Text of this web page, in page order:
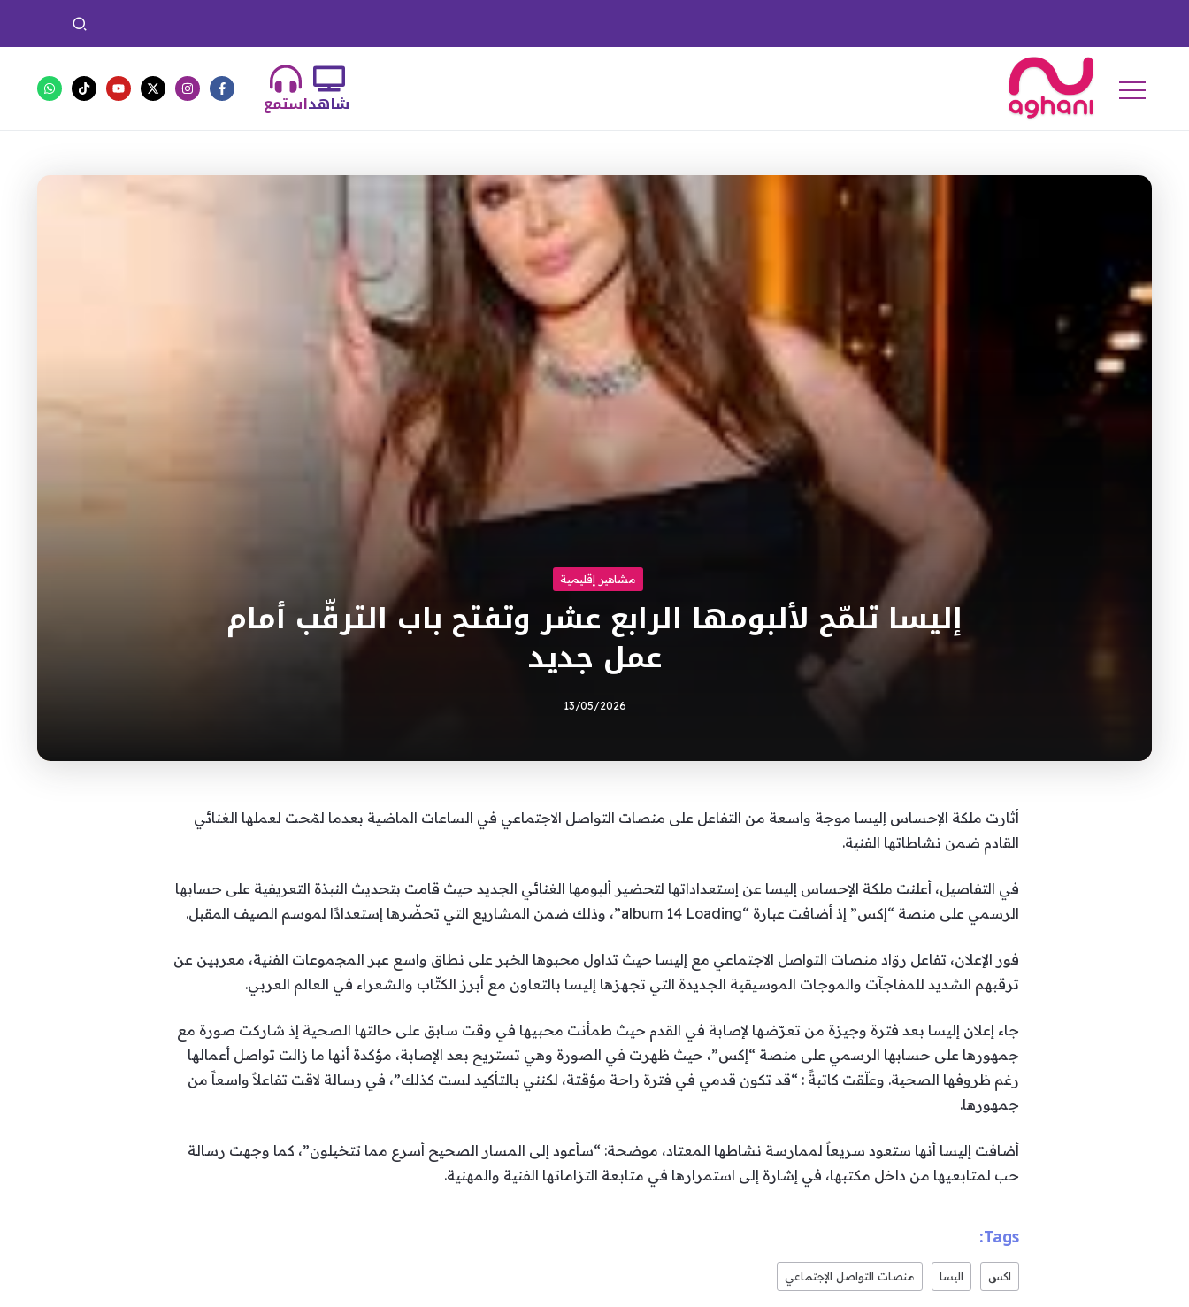
استمعشاهد
مشاهير إقليمية
إليسا تلمّح لألبومها الرابع عشر وتفتح باب الترقّب أمام
عمل جديد
13/05/2026
أثارت ملكة الإحساس إليسا موجة واسعة من التفاعل على منصات التواصل الاجتماعي في الساعات الماضية بعدما لمّحت لعملها الغنائي
القادم ضمن نشاطاتها الفنية.
في التفاصيل، أعلنت ملكة الإحساس إليسا عن إستعداداتها لتحضير ألبومها الغنائي الجديد حيث قامت بتحديث النبذة التعريفية على حسابها
الرسمي على منصة “إكس” إذ أضافت عبارة “album 14 Loading”، وذلك ضمن المشاريع التي تحضّرها إستعدادًا لموسم الصيف المقبل.
فور الإعلان، تفاعل روّاد منصات التواصل الاجتماعي مع إليسا حيث تداول محبوها الخبر على نطاق واسع عبر المجموعات الفنية، معربين عن
ترقبهم الشديد للمفاجآت والموجات الموسيقية الجديدة التي تجهزها إليسا بالتعاون مع أبرز الكتّاب والشعراء في العالم العربي.
جاء إعلان إليسا بعد فترة وجيزة من تعرّضها لإصابة في القدم حيث طمأنت محبيها في وقت سابق على حالتها الصحية إذ شاركت صورة مع
جمهورها على حسابها الرسمي على منصة “إكس”، حيث ظهرت في الصورة وهي تستريح بعد الإصابة، مؤكدة أنها ما زالت تواصل أعمالها
رغم ظروفها الصحية. وعلّقت كاتبةً : “قد تكون قدمي في فترة راحة مؤقتة، لكنني بالتأكيد لست كذلك”، في رسالة لاقت تفاعلاً واسعاً من
جمهورها.
أضافت إليسا أنها ستعود سريعاً لممارسة نشاطها المعتاد، موضحة: “سأعود إلى المسار الصحيح أسرع مما تتخيلون”، كما وجهت رسالة
حب لمتابعيها من داخل مكتبها، في إشارة إلى استمرارها في متابعة التزاماتها الفنية والمهنية.
Tags:
اكس اليسا منصات التواصل الإجتماعي